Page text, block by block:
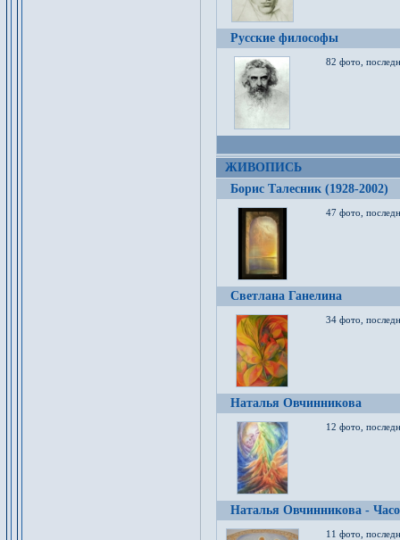
Русские философы
82 фото,
ЖИВОПИСЬ
Борис Талесник (1928-2002)
47 фото,
Светлана Ганелина
34 фото,
Наталья Овчинникова
12 фото,
Наталья Овчинникова -
11 фото,